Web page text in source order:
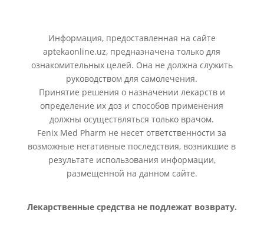
Информация, предоставленная на сайте
aptekaonline.uz, предназначена только для
ознакомительных целей. Она не должна служить
руководством для самолечения.
Принятие решения о назначении лекарств и
определение их доз и способов применения
должны осуществляться только врачом.
Fenix Med Pharm не несет ответственности за
возможные негативные последствия, возникшие в
результате использования информации,
размещенной на данном сайте.
Лекарственные средства не подлежат возврату.